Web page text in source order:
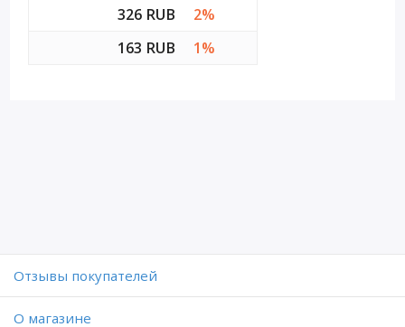
326 RUB
2%
163 RUB
1%
Отзывы покупателей
O магазине